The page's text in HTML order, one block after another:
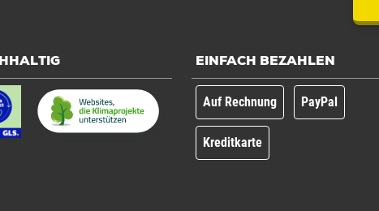
EINFACH BEZAHLEN
Auf Rechnung PayPal
Kreditkarte